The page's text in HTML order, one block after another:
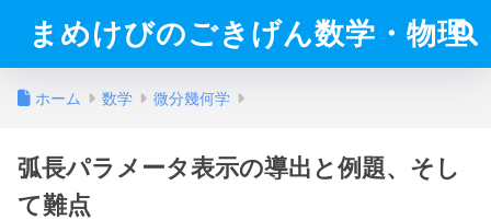
まめけびのごきげん数学・物理
ホーム 数学 微分幾何学
弧長パラメータ表示の導出と例題、そし
て難点